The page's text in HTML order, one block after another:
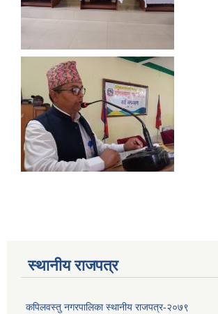
स्थानीय राजपत्र
कपिलवस्तु नगरपालिका स्थानीय राजपत्र-२०७९